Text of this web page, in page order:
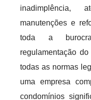
inadimplência,
manutenções e
toda a
regulamentação
todas as normas
uma empresa
condomínios